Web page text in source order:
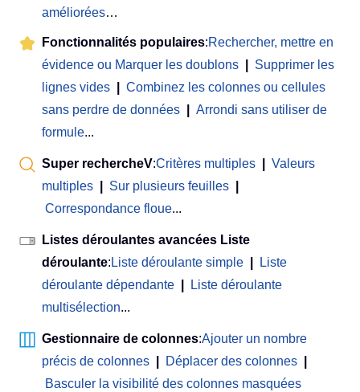
améliorées…
Fonctionnalités populaires:Rechercher, mettre en
évidence ou Marquer les doublons
Supprimer les
lignes vides
Combinez les colonnes ou cellules
sans perdre de données
Arrondi sans utiliser de
formule...
Super rechercheV:Critères multiples
Valeurs
multiples
Sur plusieurs feuilles
Correspondance floue...
Listes déroulantes avancées Liste
déroulante: Liste déroulante simple
Liste
déroulante dépendante
Liste déroulante
multisélection...
Gestionnaire de colonnes:Ajouter un nombre
précis de colonnes
Déplacer des colonnes
Basculer la visibilité des colonnes masquées